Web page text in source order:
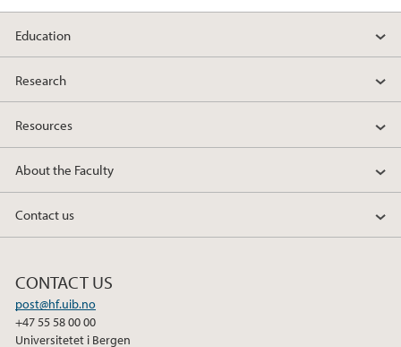
Education
Research
Resources
About the Faculty
Contact us
CONTACT US
post@hf.uib.no
+47 55 58 00 00
Universitetet i Bergen